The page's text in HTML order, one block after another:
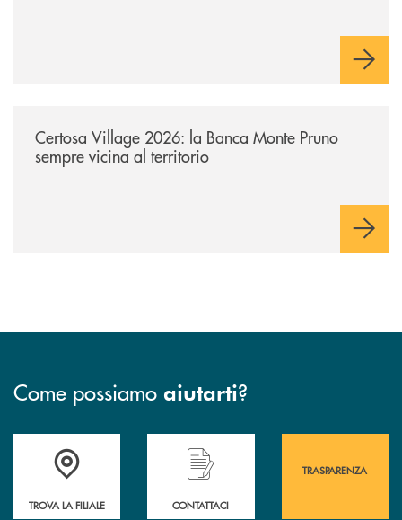
Certosa Village 2026: la Banca Monte Pruno
sempre vicina al territorio
Come possiamo aiutarti?
Accedi all' elenco completo&nbsp; delle&nbsp; filiali&nbsp; di Banca
TROVA LA FILIALE
Hai bisogno di assistenza immediata?
CONTATTACI
TRASPARENZA